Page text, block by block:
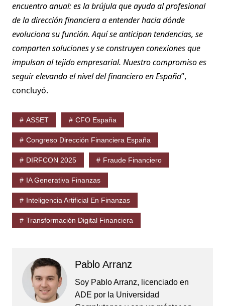
encuentro anual: es la brújula que ayuda al profesional
de la dirección financiera a entender hacia dónde
evoluciona su función. Aquí se anticipan tendencias, se
comparten soluciones y se construyen conexiones que
impulsan al tejido empresarial. Nuestro compromiso es
seguir elevando el nivel del financiero en España”,
concluyó.
ASSET CFO España
Congreso Dirección Financiera España
DIRFCON 2025 Fraude Financiero
IA Generativa Finanzas
Inteligencia Artificial En Finanzas
Transformación Digital Financiera
Pablo Arranz
Soy Pablo Arranz, licenciado en
ADE por la Universidad